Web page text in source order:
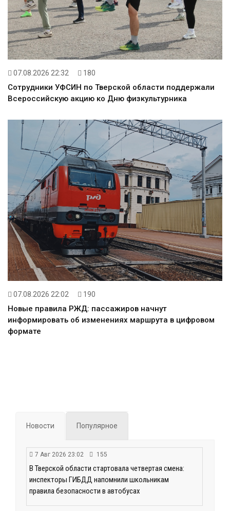
07.08.2026 22:32 180
Сотрудники УФСИН по Тверской области поддержали
Всероссийскую акцию ко Дню физкультурника
07.08.2026 22:02 190
Новые правила РЖД: пассажиров начнут
информировать об изменениях маршрута в цифровом
формате
Новости Популярное
7 Авг 2026 23:02 155
В Тверской области стартовала четвертая смена:
инспекторы ГИБДД напомнили школьникам
правила безопасности в автобусах